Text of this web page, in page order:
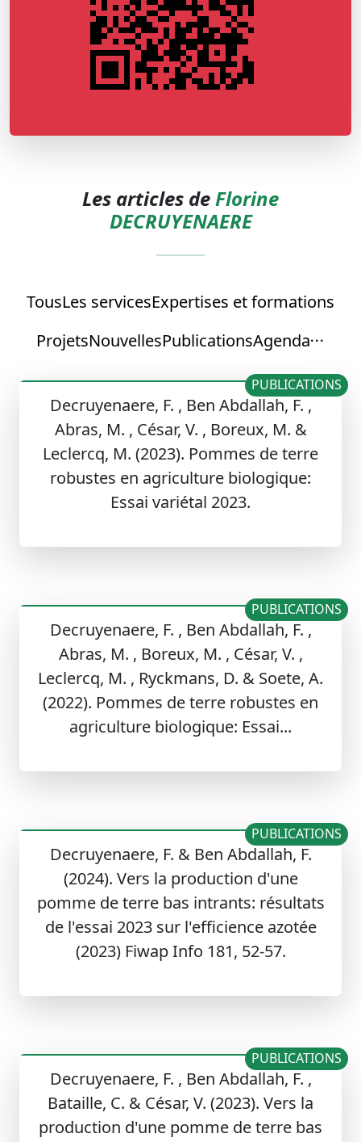
Les articles deFlorine
DECRUYENAERE
TousLes servicesExpertises et formations
ProjetsNouvellesPublicationsAgenda
Decruyenaere, F. , Ben Abdallah, F. ,
Abras, M. , César, V. , Boreux, M. &
Leclercq, M. (2023). Pommes de terre
robustes en agriculture biologique:
Essai variétal 2023.
PUBLICATIONS
Decruyenaere, F. , Ben Abdallah, F. ,
Abras, M. , Boreux, M. , César, V. ,
Leclercq, M. , Ryckmans, D. & Soete, A.
(2022). Pommes de terre robustes en
agriculture biologique: Essai...
PUBLICATIONS
Decruyenaere, F. & Ben Abdallah, F.
(2024). Vers la production d'une
pomme de terre bas intrants: résultats
de l'essai 2023 sur l'efficience azotée
(2023) Fiwap Info 181, 52-57.
PUBLICATIONS
Decruyenaere, F. , Ben Abdallah, F. ,
Bataille, C. & César, V. (2023). Vers la
production d'une pomme de terre bas
PUBLICATIONS